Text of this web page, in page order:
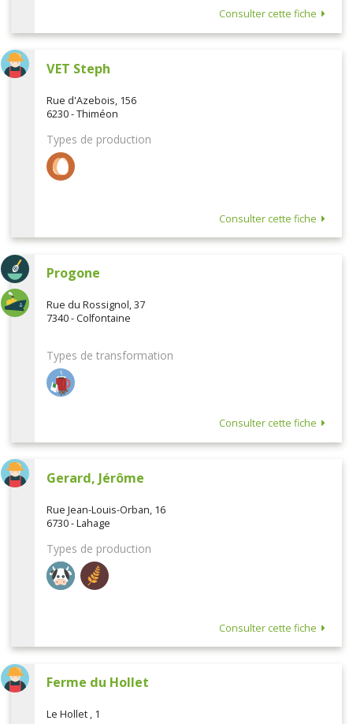
Consulter cette fiche
VET Steph
Rue d'Azebois, 156
6230 - Thiméon
Types de production
Consulter cette fiche
Progone
Rue du Rossignol, 37
7340 - Colfontaine
Types de transformation
Consulter cette fiche
Gerard, Jérôme
Rue Jean-Louis-Orban, 16
6730 - Lahage
Types de production
Consulter cette fiche
Ferme du Hollet
Le Hollet , 1